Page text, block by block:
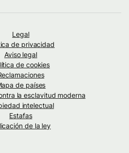
Legal
de privacidad
Aviso legal
de cookies
de países
la esclavitud moderna
intelectual
Estafas
de la ley